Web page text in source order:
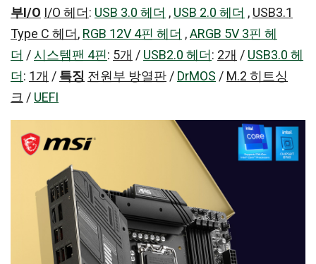
부I/O I/O 헤더: USB 3.0 헤더 , USB 2.0 헤더 , USB3.1
Type C 헤더, RGB 12V 4핀 헤더 ,ARGB 5V 3핀 헤
더 /시스템팬 4핀: 5개 / USB2.0 헤더: 2개 / USB3.0 헤
더: 1개 / 특징 전원부 방열판 / DrMOS / M.2 히트싱
크 / UEFI